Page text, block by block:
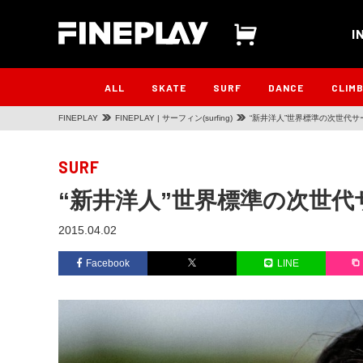
ALL SKATE SURF DANCE CLIMB
FINEPLAY FINEPLAY | サーフィン(surfing) “新井洋人”世界標準の次世代サ
SURF
“新井洋人”世界標準の次世
2015.04.02
Facebook LINE